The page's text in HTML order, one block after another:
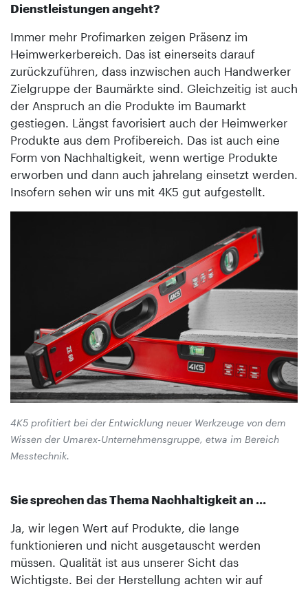
Dienstleistungen angeht?
Immer mehr Profimarken zeigen Präsenz im
Heimwerkerbereich. Das ist einerseits darauf
zurückzuführen, dass inzwischen auch Handwerker
Zielgruppe der Baumärkte sind. Gleichzeitig ist auch
der Anspruch an die Produkte im Baumarkt
gestiegen. Längst favorisiert auch der Heimwerker
Produkte aus dem Profibereich. Das ist auch eine
Form von Nachhaltigkeit, wenn wertige Produkte
erworben und dann auch jahrelang einsetzt werden.
Insofern sehen wir uns mit 4K5 gut aufgestellt.
4K5 profitiert bei der Entwicklung neuer Werkzeuge von dem
Wissen der Umarex-Unternehmensgruppe, etwa im Bereich
Messtechnik.
Sie sprechen das Thema Nachhaltigkeit an …
Ja, wir legen Wert auf Produkte, die lange
funktionieren und nicht ausgetauscht werden
müssen. Qualität ist aus unserer Sicht das
Wichtigste. Bei der Herstellung achten wir auf